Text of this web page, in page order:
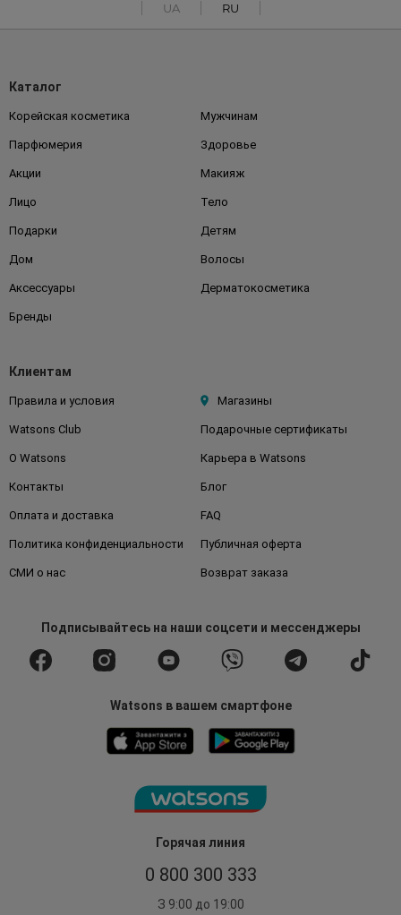
UA RU
Горячая линия
0 800 300 333
З 9:00 до 19:00
Каталог
Корейская косметика Мужчинам
Парфюмерия Здоровье
Акции Макияж
Лицо Тело
Подарки Детям
Дом Волосы
Аксессуары Дерматокосметика
Бренды
Клиентам
Правила и условия Магазины
Watsons Club Подарочные сертификаты
О Watsons Карьера в Watsons
Контакты Блог
Оплата и доставка FAQ
Политика конфиденциальности Публичная оферта
СМИ о нас Возврат заказа
Подписывайтесьна наши соцсети и мессенджеры
Watsons в вашем смартфоне